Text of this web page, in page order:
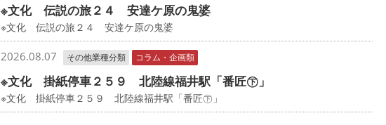
※文化 伝説の旅２４ 安達ケ原の鬼婆
※文化 伝説の旅２４ 安達ケ原の鬼婆
2026.08.07 その他業種分類 コラム・企画類
※文化 掛紙停車２５９ 北陸線福井駅「番匠㊦」
※文化 掛紙停車２５９ 北陸線福井駅「番匠㊦」